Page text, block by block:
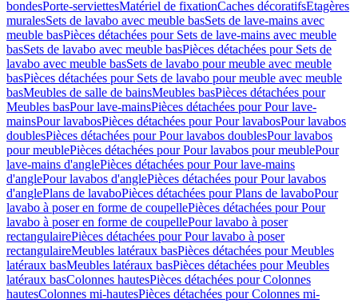
bondesPorte-serviettesMatériel de fixationCaches décoratifsEtagères
muralesSets de lavabo avec meuble basSets de lave-mains avec
meuble basPièces détachées pour Sets de lave-mains avec meuble
basSets de lavabo avec meuble basPièces détachées pour Sets de
lavabo avec meuble basSets de lavabo pour meuble avec meuble
basPièces détachées pour Sets de lavabo pour meuble avec meuble
basMeubles de salle de bainsMeubles basPièces détachées pour
Meubles basPour lave-mainsPièces détachées pour Pour lave-
mainsPour lavabosPièces détachées pour Pour lavabosPour lavabos
doublesPièces détachées pour Pour lavabos doublesPour lavabos
pour meublePièces détachées pour Pour lavabos pour meublePour
lave-mains d'anglePièces détachées pour Pour lave-mains
d'anglePour lavabos d'anglePièces détachées pour Pour lavabos
d'anglePlans de lavaboPièces détachées pour Plans de lavaboPour
lavabo à poser en forme de coupellePièces détachées pour Pour
lavabo à poser en forme de coupellePour lavabo à poser
rectangulairePièces détachées pour Pour lavabo à poser
rectangulaireMeubles latéraux basPièces détachées pour Meubles
latéraux basMeubles latéraux basPièces détachées pour Meubles
latéraux basColonnes hautesPièces détachées pour Colonnes
hautesColonnes mi-hautesPièces détachées pour Colonnes mi-